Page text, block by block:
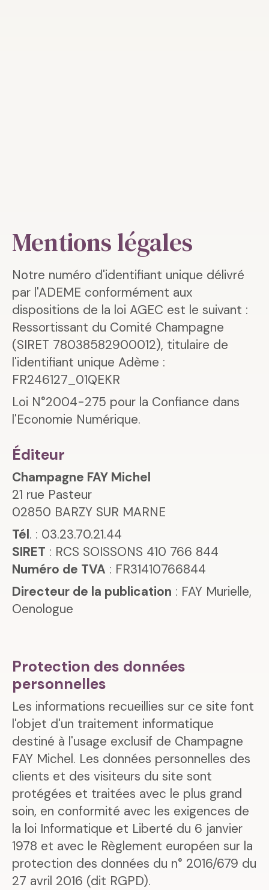
Mentions légales
Notre numéro d'identifiant unique délivré
par l'ADEME conformément aux
dispositions de la loi AGEC est le suivant :
Ressortissant du Comité Champagne
(SIRET 78038582900012), titulaire de
l'identifiant unique Adème :
FR246127_01QEKR
Loi N°2004-275 pour la Confiance dans
l'Economie Numérique.
Éditeur
Champagne FAY Michel
21 rue Pasteur
02850 BARZY SUR MARNE
Tél. : 03.23.70.21.44
SIRET : RCS SOISSONS 410 766 844
Numéro de TVA : FR31410766844
Directeur de la publication : FAY Murielle,
Oenologue
Protection des données
personnelles
Les informations recueillies sur ce site font
l'objet d'un traitement informatique
destiné à l'usage exclusif de Champagne
FAY Michel. Les données personnelles des
clients et des visiteurs du site sont
protégées et traitées avec le plus grand
soin, en conformité avec les exigences de
la loi Informatique et Liberté du 6 janvier
1978 et avec le Règlement européen sur la
protection des données du n° 2016/679 du
27 avril 2016 (dit RGPD).